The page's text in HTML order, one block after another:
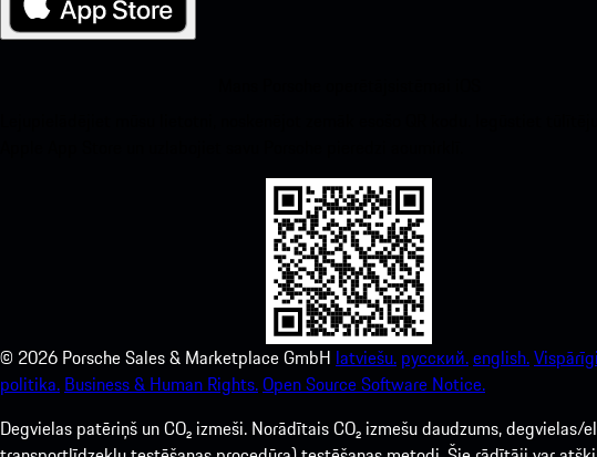
© 2026 Porsche Sales & Marketplace GmbH latviešu. русский.english.
politika. Business & Human Rights.Open Source Software Notice.
Degvielas patēriņš un CO₂ izmeši. Norādītais CO₂ izmešu daudzums,